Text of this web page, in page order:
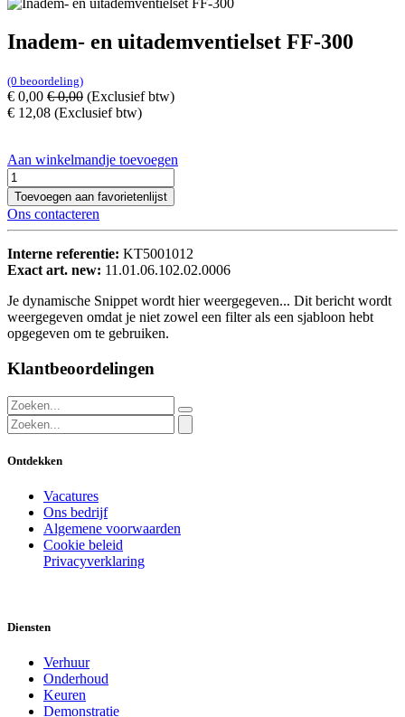
Inadem- en uitademventielset FF-300
(0 beoordeling)
€ 0,00 €0,00 (Exclusief btw)
€ 12,08 (Exclusief btw)
Aan winkelmandje toevoegen
Toevoegen aan favorietenlijst
Ons contacteren
Interne referentie: KT5001012
Exact art. new: 11.01.06.102.02.0006
Je dynamische Snippet wordt hier weergegeven... Dit bericht wordt
weergegeven omdat je niet zowel een filter als een sjabloon hebt
opgegeven om te gebruiken.
Klantbeoordelingen
Ontdekken
Vacatures
Ons bedrijf
Algemene voorwaarden
Cookie beleid
Privacyverklaring
Diensten
Verhuur
Onderhoud
Keuren
Demonstratie